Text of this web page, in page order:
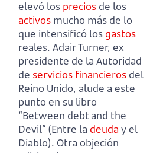
elevó los precios de los
activos mucho más de lo
que intensificó los gastos
reales. Adair Turner, ex
presidente de la Autoridad
de servicios financieros del
Reino Unido, alude a este
punto en su libro
“Between debt and the
Devil” (Entre la deuda y el
Diablo). Otra objeción